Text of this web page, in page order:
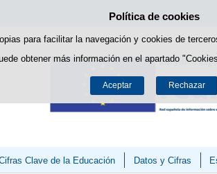
Política de cookies
para facilitar la navegación y cookies de
obtener más información en el apartado
Aceptar Rechazar
Saltar al
Clave de la Educación Datos y Cifras